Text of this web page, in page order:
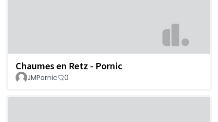
Chaumes en Retz - Pornic
JMPornic 0